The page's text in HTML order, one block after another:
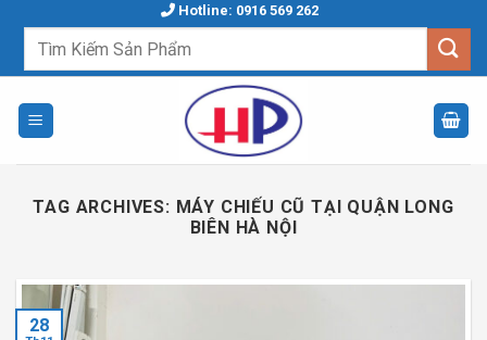
content
Hotline: 0916 569 262
Tìm
TAG ARCHIVES: MÁY CHIẾU CŨ TẠI QUẬN LONG
BIÊN HÀ NỘI
28